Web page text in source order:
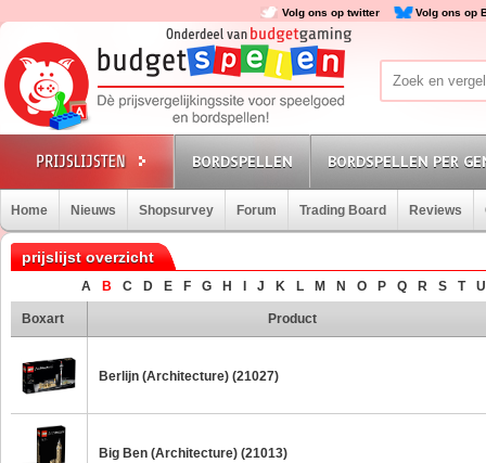
Volg ons op twitter Volg ons op
BORDSPELLEN BORDSPELLEN PER
Home Nieuws Shopsurvey Forum Trading Board Reviews
prijslijst overzicht
A B C D E F G H J K L M N O P Q R S T U
Boxart Product
Berlijn (Architecture) (21027)
Big Ben (Architecture) (21013)